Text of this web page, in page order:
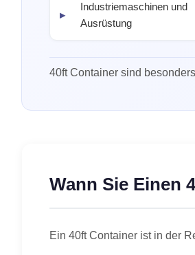
Industriemaschinen und
Ausrüstung
40ft Container sind
Wann Sie Einen
Ein 40ft Container ist in der